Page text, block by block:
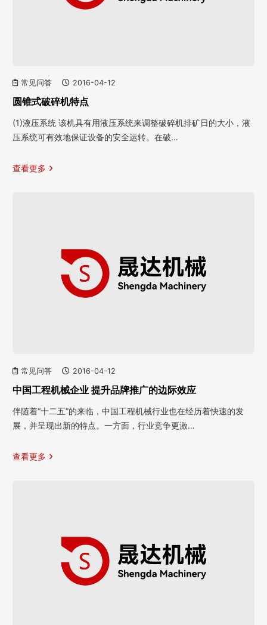
常见问答 2016-04-12
圆锥式破碎机特点
(1)液压系统 该机具有用液压系统来调整破碎机排矿日的大小，液
压系统可有效地保证设备的安全运转。在破…
查看更多
常见问答 2016-04-12
中国工程机械企业 提升品牌推广的边际效应
伴随着“十二五”的来临，中国工程机械行业也在经历着快速的发
展，并呈现出新的特点。一方面，行业竞争更激…
查看更多